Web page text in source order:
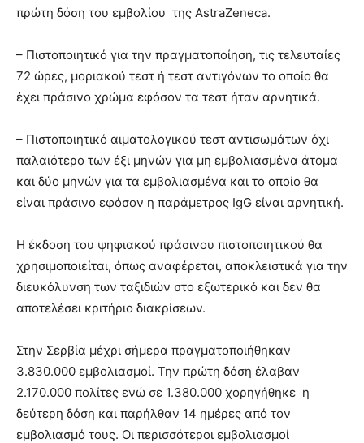
πρώτη δόση του εμβολίου της AstraZeneca.
– Πιστοποιητικό για την πραγματοποίηση, τις τελευταίες
72 ώρες, μοριακού τεστ ή τεστ αντιγόνων το οποίο θα
έχει πράσινο χρώμα εφόσον τα τεστ ήταν αρνητικά.
– Πιστοποιητικό αιματολογικού τεστ αντισωμάτων όχι
παλαιότερο των έξι μηνών για μη εμβολιασμένα άτομα
και δύο μηνών για τα εμβολιασμένα και το οποίο θα
είναι πράσινο εφόσον η παράμετρος IgG είναι αρνητική.
Η έκδοση του ψηφιακού πράσινου πιστοποιητικού θα
χρησιμοποιείται, όπως αναφέρεται, αποκλειστικά για την
διευκόλυνση των ταξιδιών στο εξωτερικό και δεν θα
αποτελέσει κριτήριο διακρίσεων.
Στην Σερβία μέχρι σήμερα πραγματοποιήθηκαν
3.830.000 εμβολιασμοί. Την πρώτη δόση έλαβαν
2.170.000 πολίτες ενώ σε 1.380.000 χορηγήθηκε η
δεύτερη δόση και παρήλθαν 14 ημέρες από τον
εμβολιασμό τους. Οι περισσότεροι εμβολιασμοί